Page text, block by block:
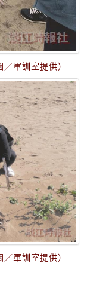
軍訓室提供）
軍訓室提供）